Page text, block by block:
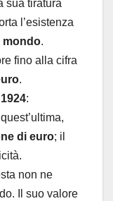
sua tiratura
l’esistenza
mondo.
fino alla cifra
.
:
di euro; il
non ne
Il suo valore